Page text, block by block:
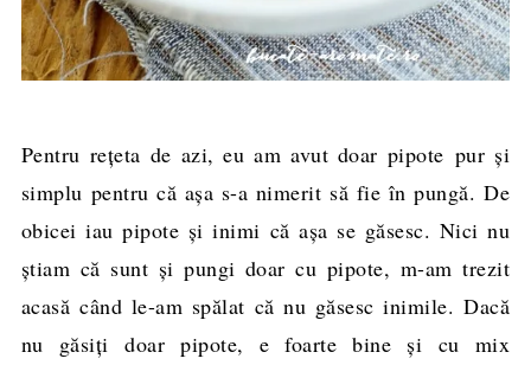
Pentru reţeta de azi, eu am avut doar pipote pur şi
simplu pentru că aşa s-a nimerit să fie în pungă. De
obicei iau pipote şi inimi că aşa se găsesc. Nici nu
ştiam că sunt şi pungi doar cu pipote, m-am trezit
acasă când le-am spălat că nu găsesc inimile. Dacă
nu găsiţi doar pipote, e foarte bine şi cu mix